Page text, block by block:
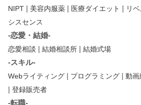
NIPT | 美容内服薬 | 医療ダイエット | リ
シスセンス
-恋愛・結婚-
恋愛相談 | 結婚相談所 | 結婚式場
-スキル-
Webライティング | プログラミング | 動画
| 登録販売者
-転職-